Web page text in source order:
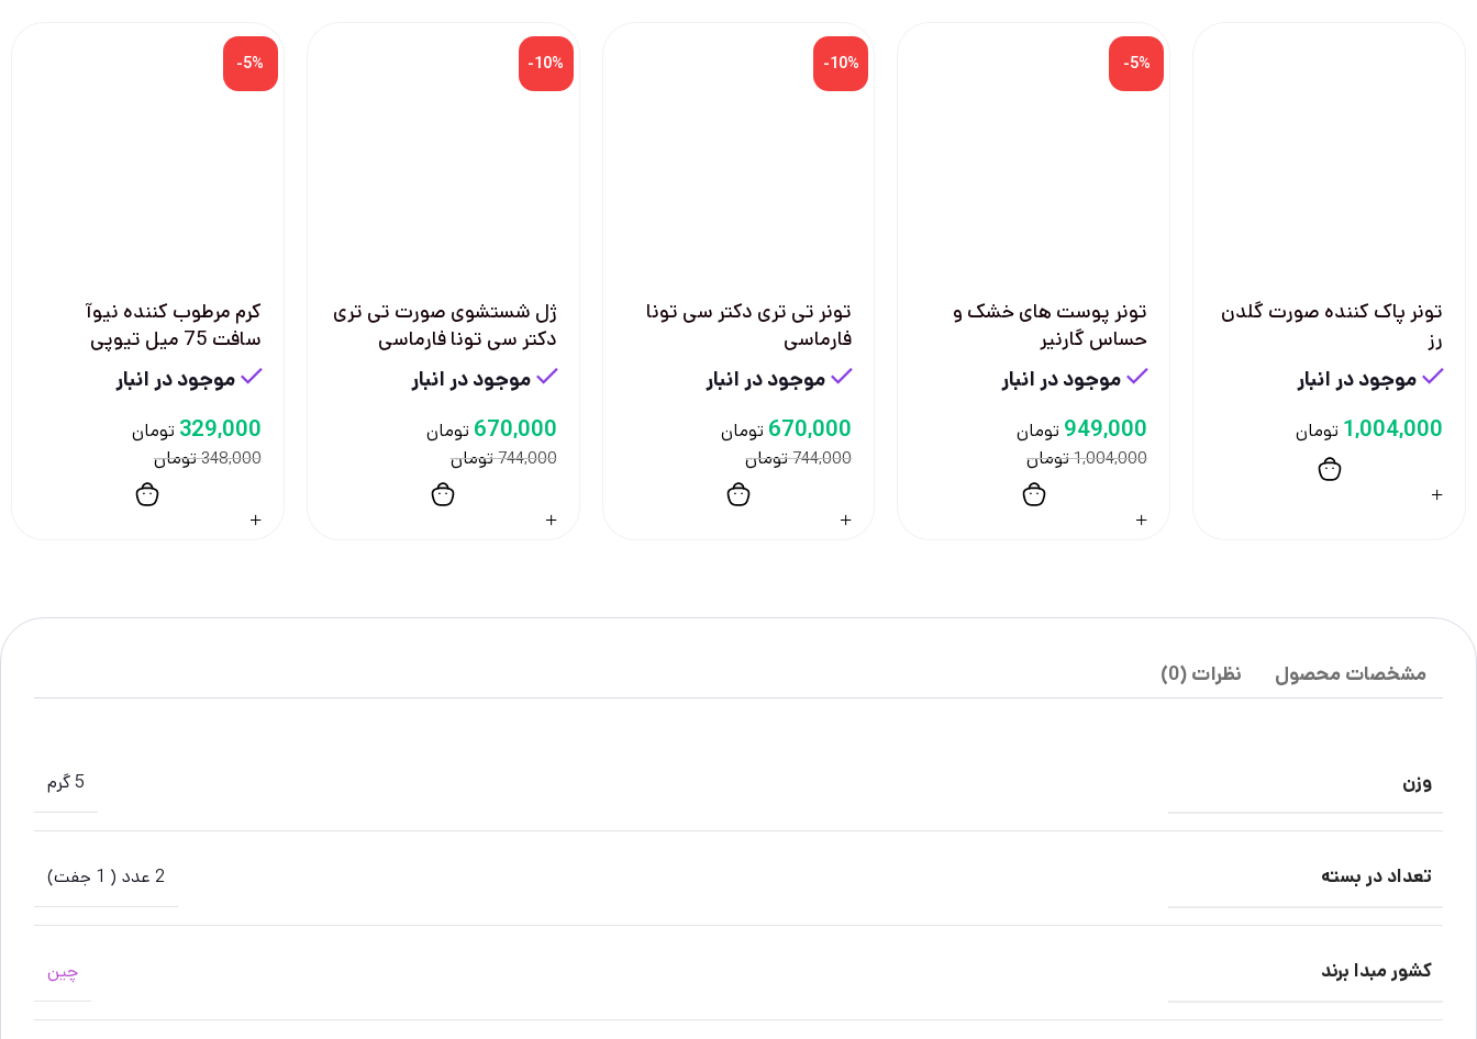
تونر پاک کننده صورت گلدن
رز
موجود در انبار
1,004,000 تومان
-5%
تونر پوست های خشک و
حساس گارنیر
موجود در انبار
1,004,000تومان
949,000 تومان
-10%
تونر تی تری دکتر سی تونا
فارماسی
موجود در انبار
744,000تومان
670,000 تومان
-10%
ژل شستشوی صورت تی تری
دکتر سی تونا فارماسی
موجود در انبار
744,000تومان
670,000 تومان
-5%
کرم مرطوب کننده نیوآ
سافت 75 میل تیوپی
موجود در انبار
348,000تومان
329,000 تومان
مشخصات محصول نظرات (0)
وزن 5 گرم
تعداد در بسته 2 عدد ( 1 جفت)
کشور مبدا برند چین